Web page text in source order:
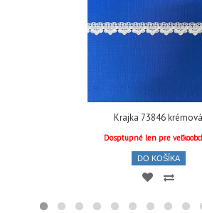
Krajka 73846 krémová
Dosptupné len pre
DO KOŠÍKA